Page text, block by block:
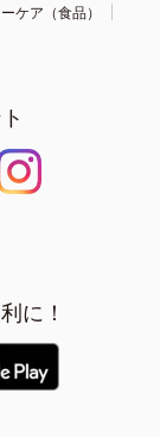
ケア（食品）
に！